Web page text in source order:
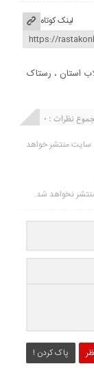
لینک کوتاه
استان ، رستاک
نظرات : 0
سایت منتشر خواهد
منتشر نخواهد شد.
پاک کردن !